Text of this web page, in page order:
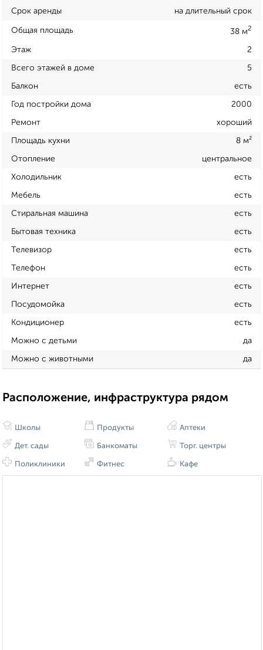
Срок аренды на длительный срок
Общая площадь 38 м2
Этаж 2
Всего этажей в доме 5
Балкон есть
Год постройки дома 2000
Ремонт хороший
Площадь кухни 8 м²
Отопление центральное
Холодильник есть
Мебель есть
Стиральная машина есть
Бытовая техника есть
Телевизор есть
Телефон есть
Интернет есть
Посудомойка есть
Кондиционер есть
Можно с детьми да
Можно с животными да
Расположение, инфраструктура рядом
Школы
Дет. сады
Поликлиники
Продукты
Банкоматы
Фитнес
Аптеки
Торг. центры
Кафе